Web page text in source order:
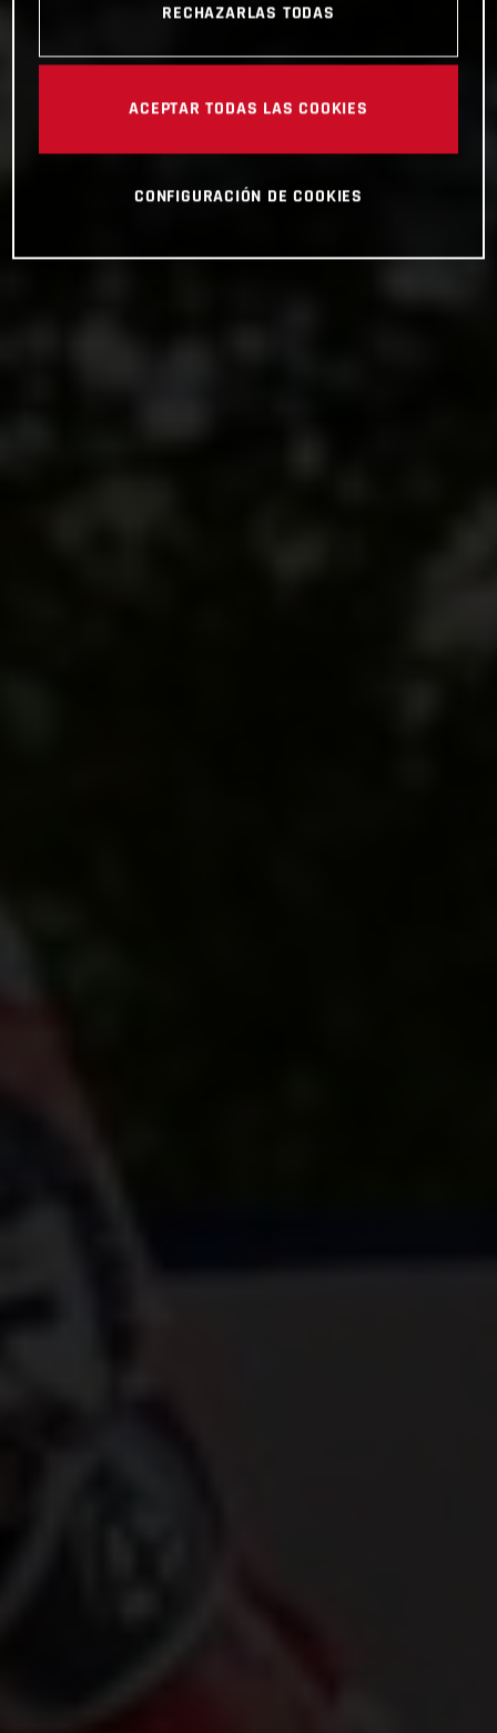
RECHAZARLAS TODAS
ACEPTAR TODAS LAS COOKIES
CONFIGURACIÓN DE COOKIES